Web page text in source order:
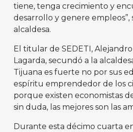
tiene, tenga crecimiento y
desarrollo y genere empleos”,
alcaldesa.
El titular de SEDETI,
Lagarda, secundó a la
Tijuana es fuerte no por sus
espíritu emprendedor de los
porque existen economistas
sin duda, las mejores son las
Durante esta décimo cuarta